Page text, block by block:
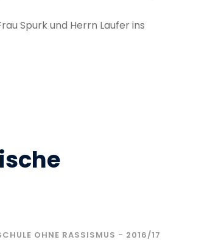
Spurk und Herrn Laufer ins
OHNE RASSISMUS - 2016/17